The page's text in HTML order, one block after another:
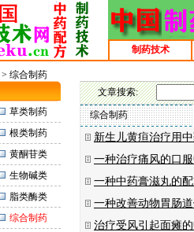
制药技术
> 综合制药
草类制药
根类制药
黄酮苷类
生物碱类
脂类酶类
综合制药
文章搜索:
综合制药
新生儿黄疸治疗用
一种治疗痛风的口
一种中药膏滋丸的
一种改善动物胃肠
治疗受风引起面瘫